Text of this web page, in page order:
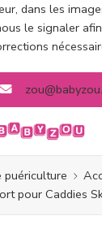
dans les
le signaler
puériculture
pour Caddies